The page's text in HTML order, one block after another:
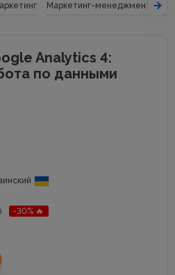
Маркетинг-менеджмент
Analytics 4:
по данными
-30% 🔥